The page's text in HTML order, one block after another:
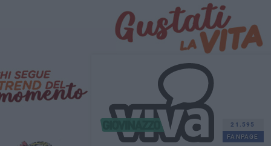
21.595
FANPAGE